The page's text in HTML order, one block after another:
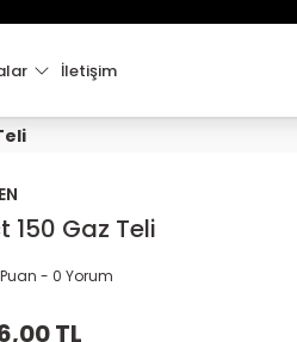
İletişim
150 Gaz Teli
- 0 Yorum
TL